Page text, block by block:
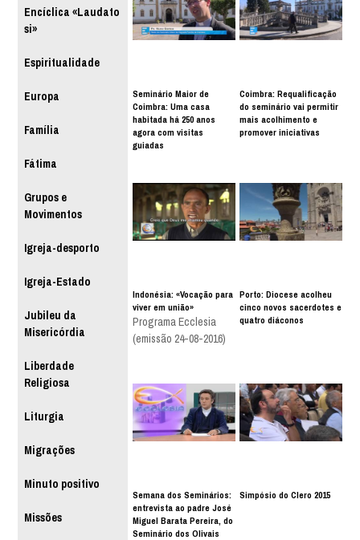
Encíclica «Laudato
si»
Espiritualidade
Europa
Família
Fátima
Grupos e
Movimentos
Igreja-desporto
Igreja-Estado
Jubileu da
Misericórdia
Liberdade
Religiosa
Liturgia
Migrações
Minuto positivo
Missões
Seminário Maior de
Coimbra: Uma casa
habitada há 250 anos
agora com visitas
guiadas
Coimbra: Requalificação
do seminário vai permitir
mais acolhimento e
promover iniciativas
Indonésia: «Vocação para
viver em união»
Programa Ecclesia
(emissão 24-08-2016)
Porto: Diocese acolheu
cinco novos sacerdotes e
quatro diáconos
Semana dos Seminários:
entrevista ao padre José
Miguel Barata Pereira, do
Seminário dos Olivais
Simpósio do Clero 2015